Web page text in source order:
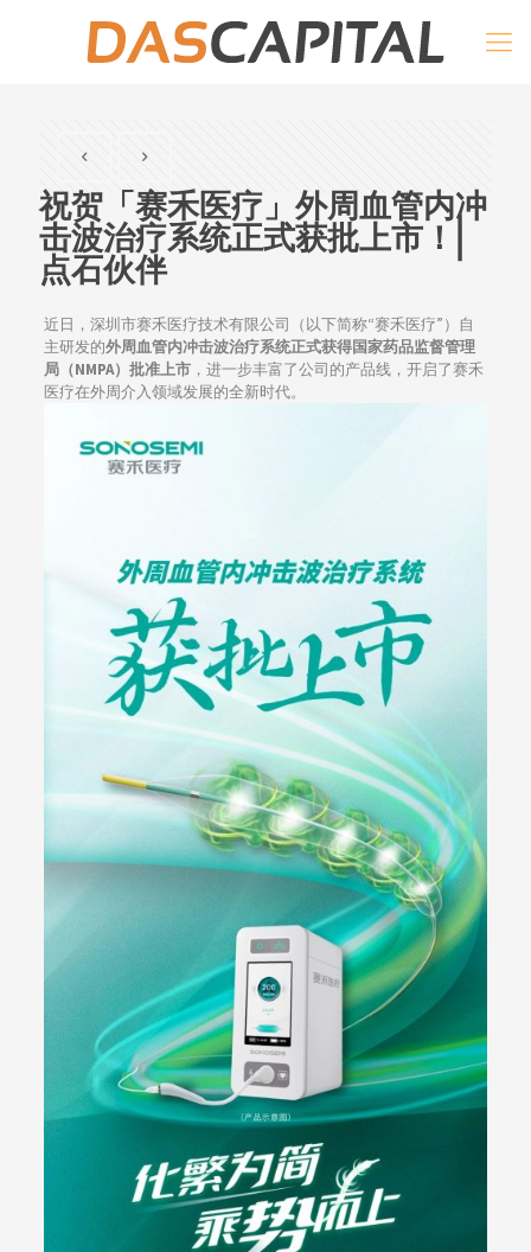
祝贺「赛禾医疗」外周血管内冲
击波治疗系统正式获批上市！|
点石伙伴
近日，深圳市赛禾医疗技术有限公司（以下简称“赛禾医疗”）自
主研发的外周血管内冲击波治疗系统正式获得国家药品监督管理
局（NMPA）批准上市，进一步丰富了公司的产品线，开启了赛禾
医疗在外周介入领域发展的全新时代。